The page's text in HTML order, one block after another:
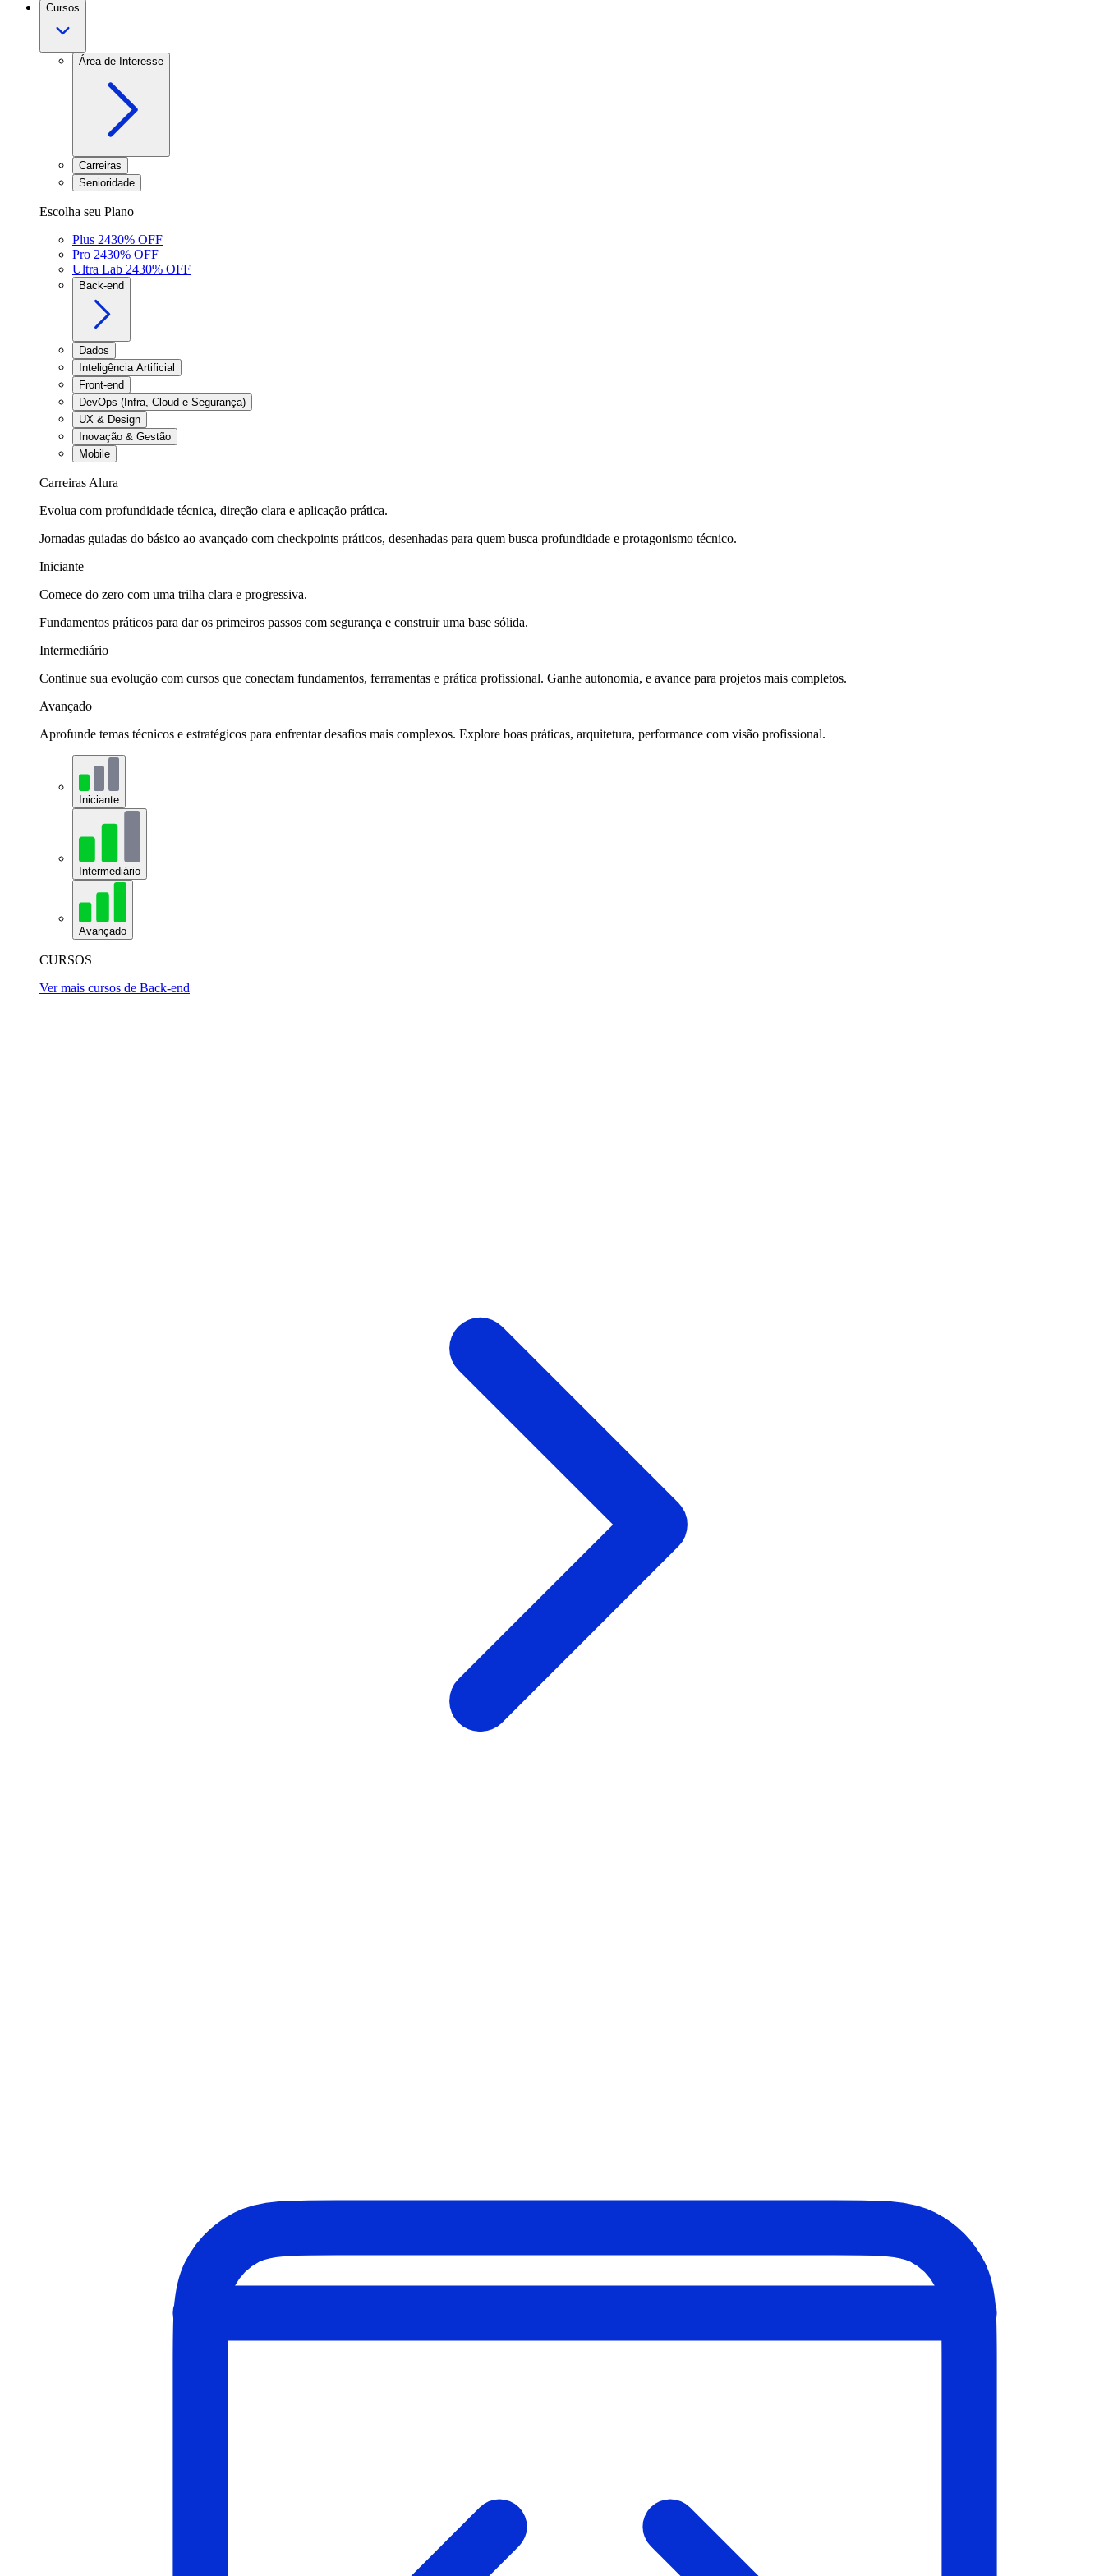
Cursos
Área de Interesse
Carreiras
Senioridade
Escolha seu Plano
Plus 2430% OFF
Pro 2430% OFF
Ultra Lab 2430% OFF
Back-end
Dados
Inteligência Artificial
Front-end
DevOps (Infra, Cloud e Segurança)
UX & Design
Inovação & Gestão
Mobile
Carreiras Alura
Evolua com profundidade técnica, direção clara e aplicação prática.
Jornadas guiadas do básico ao avançado com checkpoints práticos, desenhadas para quem busca profundidade e protagonismo técnico.
Iniciante
Comece do zero com uma trilha clara e progressiva.
Fundamentos práticos para dar os primeiros passos com segurança e construir uma base sólida.
Intermediário
Continue sua evolução com cursos que conectam fundamentos, ferramentas e prática profissional. Ganhe autonomia, e avance para projetos mais completos.
Avançado
Aprofunde temas técnicos e estratégicos para enfrentar desafios mais complexos. Explore boas práticas, arquitetura, performance com visão profissional.
Iniciante
Intermediário
Avançado
CURSOS
Ver mais cursos de Back-end